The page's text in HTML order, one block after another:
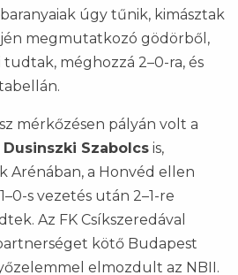
baranyaiak úgy tűnik, kimásztak
megmutatkozó gödörből,
méghozzá 2–0-ra, és
mérkőzésen pályán volt a
Dusinszki Szabolcs is,
Arénában, a Honvéd ellen
s vezetés után 2–1-re
Az FK Csíkszeredával
kötő Budapest
elmozdult az NBII.